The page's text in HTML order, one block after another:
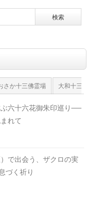
さか十三佛霊場 大和十三
六十六花御朱印巡り──
れて
で出会う、ザクロの実
づく祈り